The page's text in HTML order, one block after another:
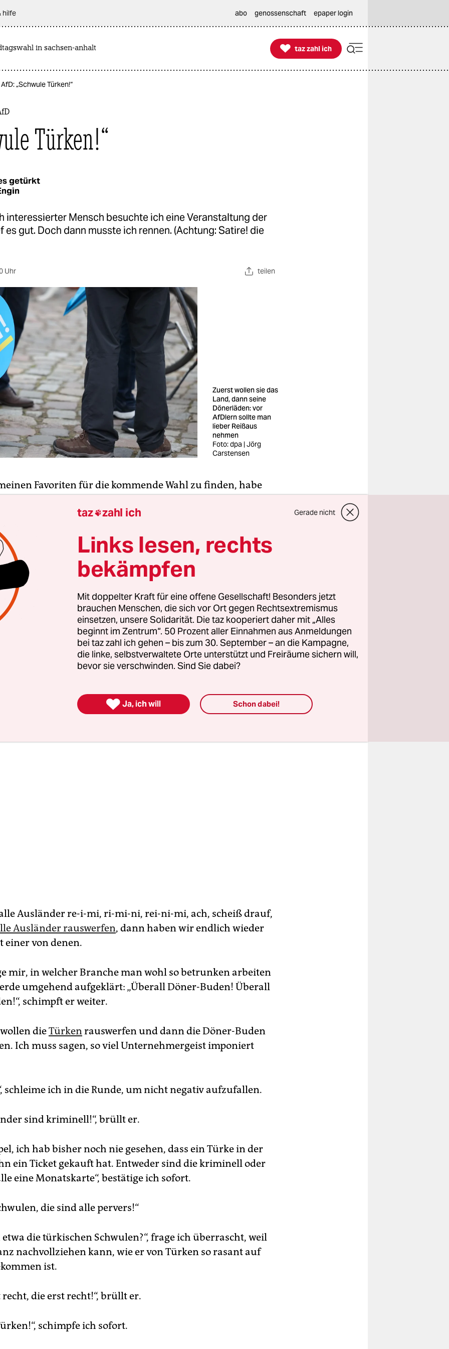
hilfe abo genossenschaft epaper login
in sachsen-anhalt 
taz zahl ich
taz zahl ich
„Schwule Türken!“
Türken!“
getürkt
interessierter Mensch besuchte ich eine Veranstaltung der
es gut. Doch dann musste ich rennen. (Achtung: Satire! die
Uhr teilen
Zuerst wollen sie das
Land, dann seine
Dönerläden: vor
AfDlern sollte man
lieber Reißaus
nehmen
Foto: dpa | Jörg
Carstensen
Favoriten für die kommende Wahl zu finden, habe
Parteien zu besuchen. Schließlich werde ich bald
über die Zukunft Deutschlands entscheiden!
ich die „Partei der Rentner“ besucht und gestern die
Nichtwähler“. Kein Witz, die gibt’s wirklich! Davon weiß nur
weil sie überhaupt nicht gewählt werden, da ihre
Nichtwählern bestehen.
dran! Die AfD-Veranstaltung findet in einer versifften
Kneipe statt. Als ich die vielen Glatzköpfe dort sehe,
mulmig. Zum Glück gibt es auch viele normale Leute,
Ausländer re-i-mi, ri-mi-ni, rei-ni-mi, ach, scheiß drauf,
Ausländer rauswerfen, dann haben wir endlich wieder
einer von denen.
mir, in welcher Branche man wohl so betrunken arbeiten
umgehend aufgeklärt: „Überall Döner-Buden! Überall
schimpft er weiter.
dieTürkenrauswerfen und dann die Döner-Buden
Ich muss sagen, so viel Unternehmergeist imponiert
schleime ich in die Runde, um nicht negativ aufzufallen.
sind kriminell!“, brüllt er.
ich hab bisher noch nie gesehen, dass ein Türke in der
ein Ticket gekauft hat. Entweder sind die kriminell oder
eine Monatskarte“, bestätige ich sofort.
die sind alle pervers!“
die türkischen Schwulen?“, frage ich überrascht, weil
nachvollziehen kann, wie er von Türken so rasant auf
ist.
recht, die erst recht!“, brüllt er.
schimpfe ich sofort.
taz zahl ich Gerade nicht
Links lesen, rechts
bekämpfen
Mit doppelter Kraft für eine offene Gesellschaft! Besonders jetzt
brauchen Menschen, die sich vor Ort gegen Rechtsextremismus
einsetzen, unsere Solidarität. Die taz kooperiert daher mit „Alles
beginnt im Zentrum“. 50 Prozent aller Einnahmen aus Anmeldungen
bei taz zahl ich gehen – bis zum 30. September – an die Kampagne,
die linke, selbstverwaltete Orte unterstützt und Freiräume sichern will,
bevor sie verschwinden. Sind Sie dabei?
 Ja, ich will Schon dabei!